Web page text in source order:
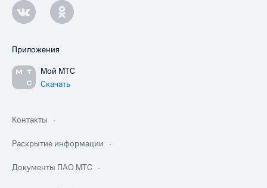
Приложения
Мой МТС
Скачать
Контакты
Раскрытие информации
Документы ПАО МТС